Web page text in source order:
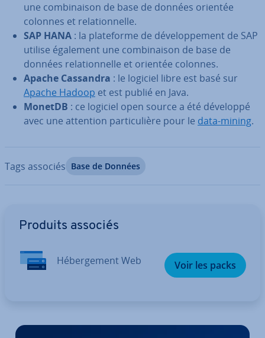
une com­bi­nai­son de base de données orientée
colonnes et re­la­tion­nelle.
SAP HANA : la pla­te­forme de dé­ve­lop­pe­ment de SAP
utilise également une com­bi­nai­son de base de
données re­la­tion­nelle et orientée colonnes.
Apache Cassandra : le logiciel libre est basé sur
Apache Hadoop et est publié en Java.
MonetDB : ce logiciel open source a été développé
avec une attention par­ti­cu­lière pour le data-mining.
Tags associés Base de Données
Produits associés
Hé­ber­ge­ment Web Voir les packs